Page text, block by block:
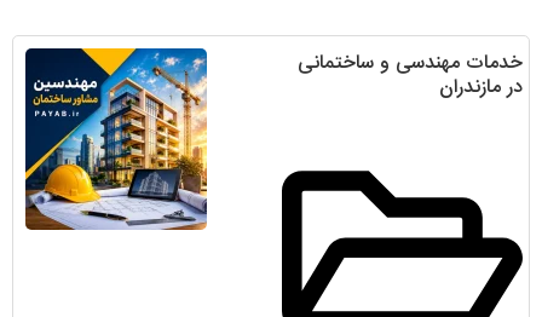
خدمات مهندسی و ساختمانی
در مازندران